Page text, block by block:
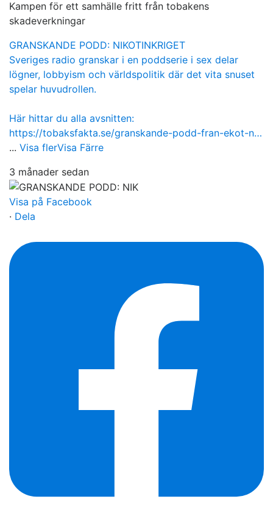
Kampen för ett samhälle fritt från tobakens
skadeverkningar
GRANSKANDE PODD: NIKOTINKRIGET
Sveriges radio granskar i en poddserie i sex delar
lögner, lobbyism och världspolitik där det vita snuset
spelar huvudrollen.
Här hittar du alla avsnitten:
https://tobaksfakta.se/granskande-podd-fran-ekot-n…
... Visa flerVisa Färre
3 månader sedan
Visa på Facebook
· Dela